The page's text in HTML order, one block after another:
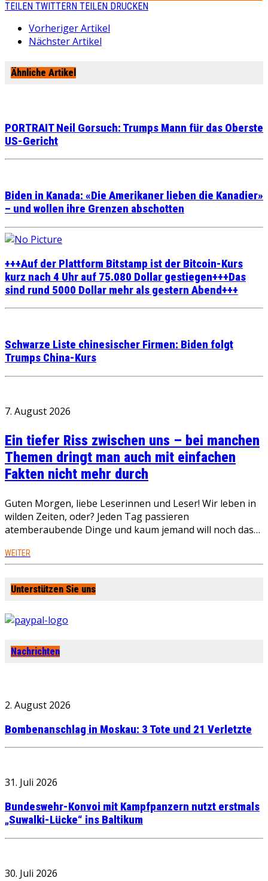
TEILEN TWITTERN TEILEN DRUCKEN
Vorheriger Artikel
Nächster Artikel
Ähnliche Artikel
PORTRAIT Neil Gorsuch: Trumps Mann für das Oberste
US-Gericht
Biden in Kanada: «Die Amerikaner lieben die Kanadier»
– und wollen ihre Grenzen abschotten
+++Auf der Plattform Bitstamp ist der Bitcoin-Kurs
kurz nach 4 Uhr auf 75.080 Dollar gestiegen+++Das
sind rund 5000 Dollar mehr als gestern Abend+++
Schwarze Liste chinesischer Firmen: Biden folgt
Trumps China-Kurs
7. August 2026
Ein tiefer Riss zwischen uns – bei manchen
Themen dringt man auch mit einfachen
Fakten nicht mehr durch
Guten Morgen, liebe Leserinnen und Leser! Wir leben in
wilden Zeiten, oder? Jeden Tag passieren
atemberaubende Dinge und kaum jemand will noch das…
WEITER
Unterstützen Sie uns
Nachrichten
2. August 2026
Bombenanschlag in Moskau: 3 Tote und 21 Verletzte
31. Juli 2026
Bundeswehr-Konvoi mit Kampfpanzern nutzt erstmals
„Suwalki-Lücke“ ins Baltikum
30. Juli 2026